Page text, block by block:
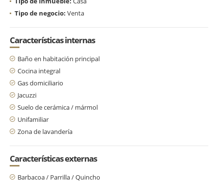
Tipo de negocio: Venta
Características internas
Baño en habitación principal
Cocina integral
Gas domiciliario
Jacuzzi
Suelo de cerámica / mármol
Unifamiliar
Zona de lavandería
Características externas
Barbacoa / Parrilla / Quincho